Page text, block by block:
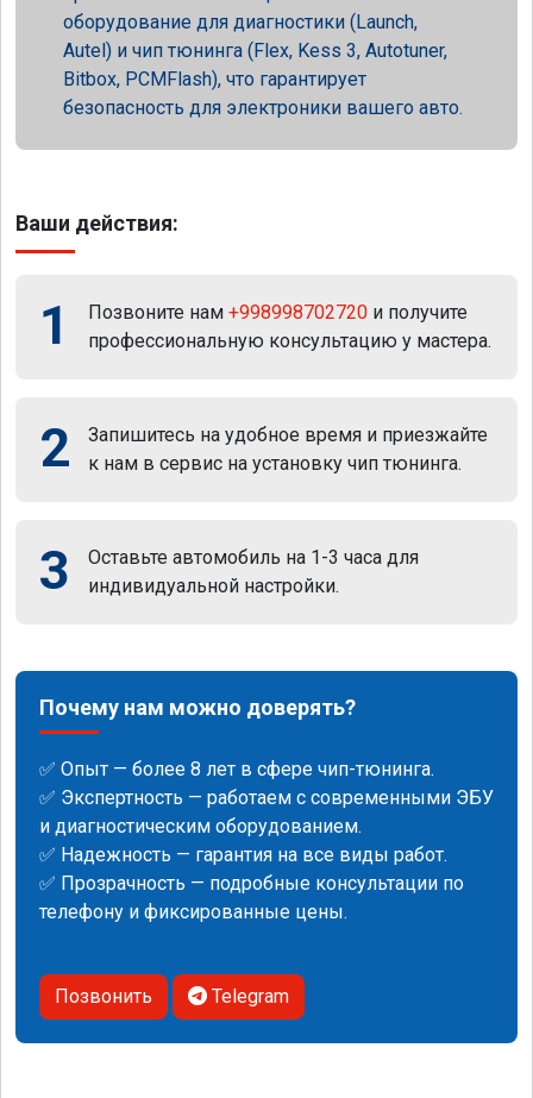
оборудование для диагностики (Launch,
Autel) и чип тюнинга (Flex, Kess 3, Autotuner,
Bitbox, PCMFlash), что гарантирует
безопасность для электроники вашего авто.
Ваши действия:
1 Позвоните нам +998998702720 и получите
профессиональную консультацию у мастера.
2
Запишитесь на удобное время и приезжайте
к нам в сервис на установку чип тюнинга.
3
Оставьте автомобиль на 1-3 часа для
индивидуальной настройки.
Почему нам можно доверять?
✅ Опыт — более 8 лет в сфере чип-тюнинга.
✅ Экспертность — работаем с современными ЭБУ
и диагностическим оборудованием.
✅ Надежность — гарантия на все виды работ.
✅ Прозрачность — подробные консультации по
телефону и фиксированные цены.
Позвонить Telegram